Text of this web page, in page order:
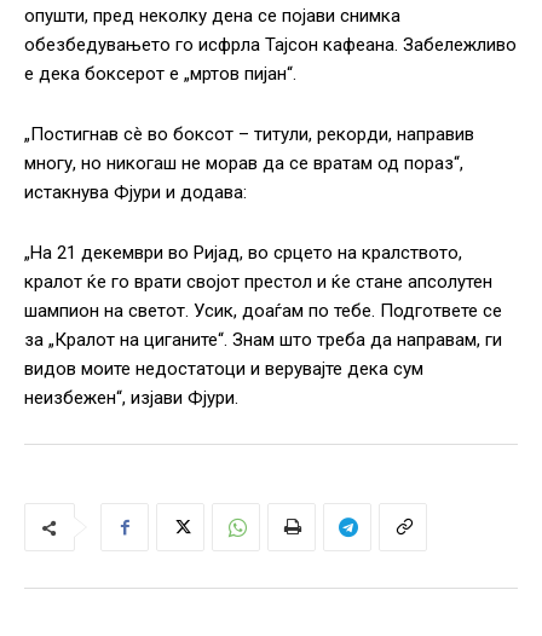
опушти, пред неколку дена се појави снимка
обезбедувањето го исфрла Тајсон кафеана. Забележливо
е дека боксерот е „мртов пијан“.
„Постигнав сè во боксот – титули, рекорди, направив
многу, но никогаш не морав да се вратам од пораз“,
истакнува Фјури и додава:
„На 21 декември во Ријад, во срцето на кралството,
кралот ќе го врати својот престол и ќе стане апсолутен
шампион на светот. Усик, доаѓам по тебе. Подгответе се
за „Кралот на циганите“. Знам што треба да направам, ги
видов моите недостатоци и верувајте дека сум
неизбежен“, изјави Фјури.